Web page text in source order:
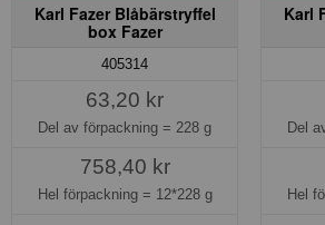
Karl Fazer Blåbärstryffel
box Fazer
405314
63,20 kr
Del av förpackning = 228 g
758,40 kr
Hel förpackning = 12*228 g
Karl
Del
Hel